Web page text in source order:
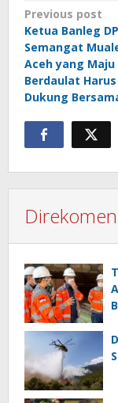
Post
Previous post
Ketua Banleg
Semangat
Aceh yang Maju
Berdaulat
Dukung